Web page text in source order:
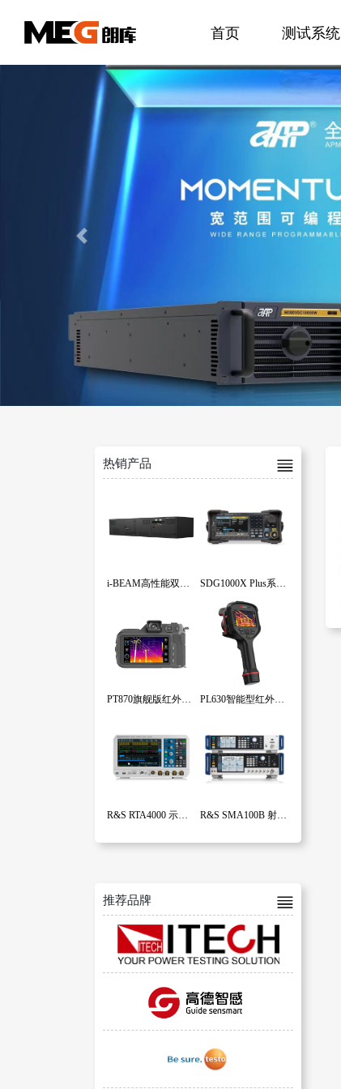
首页 测试系统
Previous
热销产品
i-BEAM高性能双向回馈式程控直流电源系统 SDG1000X Plus系列函数/任意波形发生器
PT870旗舰版红外热像仪 PL630智能型红外热像仪
R&S RTA4000 示波器 R&S SMA100B 射频和微波信号发生器
推荐品牌